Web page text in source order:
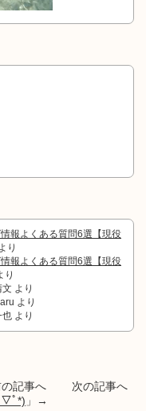
報よくある質問6選【現役
り
報よくある質問6選【現役
り
より
より
也 より
の記事へ 次の記事へ
▽ﾟ*) 」→